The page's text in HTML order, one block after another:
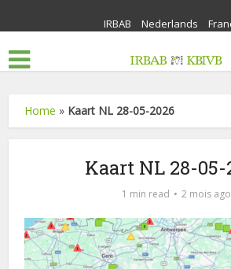
IRBAB Nederlands
Home » Kaart NL 28-05-2026
Kaart NL 28-05-
1 min read 2 mois ago